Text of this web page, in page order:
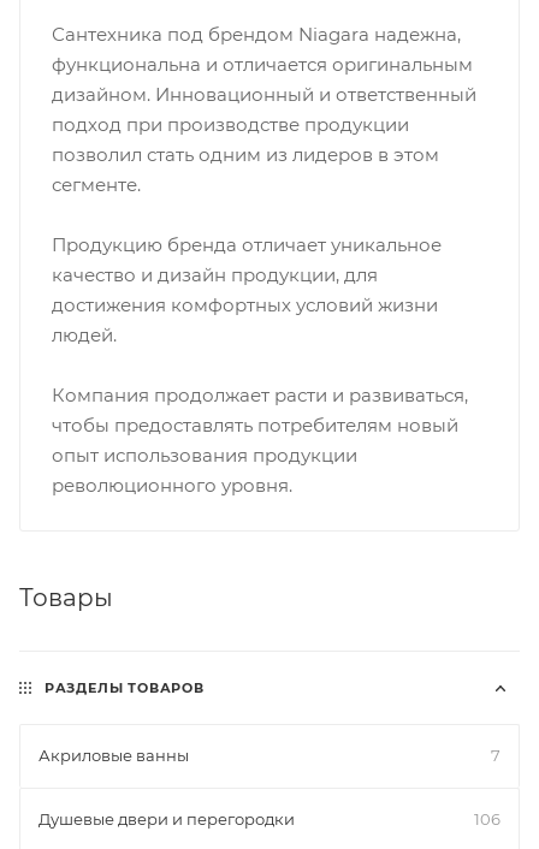
Сантехника под брендом Niagara надежна,
функциональна и отличается оригинальным
дизайном. Инновационный и ответственный
подход при производстве продукции
позволил стать одним из лидеров в этом
сегменте.
Продукцию бренда отличает уникальное
качество и дизайн продукции, для
достижения комфортных условий жизни
людей.
Компания продолжает расти и развиваться,
чтобы предоставлять потребителям новый
опыт использования продукции
революционного уровня.
Товары
РАЗДЕЛЫ ТОВАРОВ
Акриловые ванны 7
Душевые двери и перегородки 106